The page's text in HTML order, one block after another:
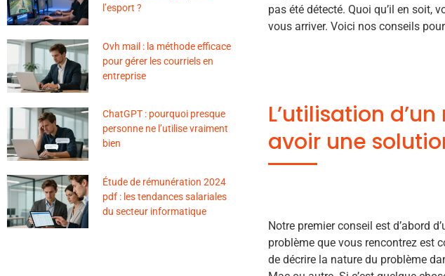
l’esport ?
Ovh mail : la méthode efficace
pour gérer les courriels en
entreprise
ChatGPT : pourquoi presque
personne ne l’utilise vraiment
bien
Étude de rémunération 2024
pdf : les tendances salariales
du secteur informatique
pas été détecté. Quoi qu’il en soit,
vous arriver. Voici nos conseils
L’utilisation
avoir une
Notre premier conseil est d’abord
problème que vous rencontrez est
de décrire la nature du problème